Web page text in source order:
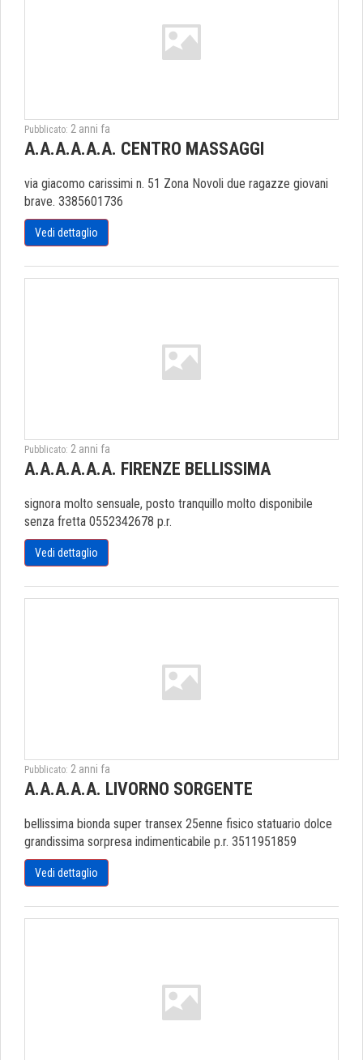
Pubblicato: 2 anni fa
A.A.A.A.A.A. CENTRO MASSAGGI
via giacomo carissimi n. 51 Zona Novoli due ragazze giovani
brave. 3385601736
Vedi dettaglio
Pubblicato: 2 anni fa
A.A.A.A.A.A. FIRENZE BELLISSIMA
signora molto sensuale, posto tranquillo molto disponibile
senza fretta 0552342678 p.r.
Vedi dettaglio
Pubblicato: 2 anni fa
A.A.A.A.A. LIVORNO SORGENTE
bellissima bionda super transex 25enne fisico statuario dolce
grandissima sorpresa indimenticabile p.r. 3511951859
Vedi dettaglio